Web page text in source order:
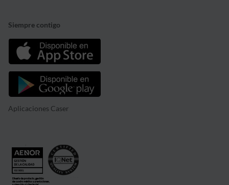
Siempre contigo
Aplicaciones Caser